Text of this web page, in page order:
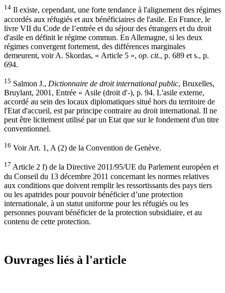
14 Il existe, cependant, une forte tendance à l'alignement des régimes
accordés aux réfugiés et aux bénéficiaires de l'asile. En France, le
livre VII du Code de l’entrée et du séjour des étrangers et du droit
d'asile en définit le régime commun. En Allemagne, si les deux
régimes convergent fortement, des différences marginales
demeurent, voir A. Skordas, « Article 5 », op. cit., p. 689 et s., p.
694.
15 Salmon J., Dictionnaire de droit international public, Bruxelles,
Bruylant, 2001, Entrée « Asile (droit d'-), p. 94. L'asile externe,
accordé au sein des locaux diplomatiques situé hors du territoire de
l'Etat d'accueil, est par principe contraire au droit international. Il ne
peut être licitement utilisé par un Etat que sur le fondement d'un titre
conventionnel.
16 Voir Art. 1, A (2) de la Convention de Genève.
17 Article 2 f) de la Directive 2011/95/UE du Parlement européen et
du Conseil du 13 décembre 2011 concernant les normes relatives
aux conditions que doivent remplir les ressortissants des pays tiers
ou les apatrides pour pouvoir bénéficier d’une protection
internationale, à un statut uniforme pour les réfugiés ou les
personnes pouvant bénéficier de la protection subsidiaire, et au
contenu de cette protection.
Ouvrages liés à l'article